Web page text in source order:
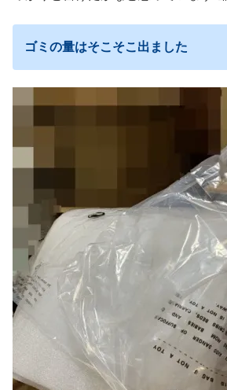
ゴミの量はそこそこ出ました